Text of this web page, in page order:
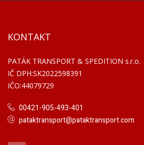
KONTAKT
PATÁK TRANSPORT & SPEDITION s.r.o.
IČ DPH:SK2022598391
IČO:44079729
00421-905-493-401
pataktransport@pataktransport.com